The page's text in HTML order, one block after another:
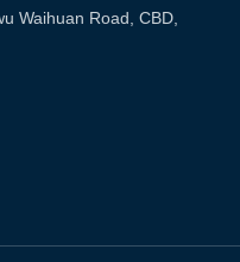
Waihuan Road, CBD,